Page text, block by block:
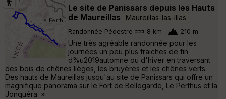
Le site de Panissars depuis les Hauts
de Maureillas
Maureillas-las-Illas
Randonnée Pédestre 8 km 210 m
Une très agréable randonnée pour les
journées un peu plus fraiches de fin
d%u2019automne ou d'hiver en traversant
des bois de chênes lièges, les bruyères et les chênes verts.
Des hauts de Maureillas jusqu'au site de Panissars qui offre un
magnifique panorama sur le Fort de Bellegarde, Le Perthus et la
Jonquéra. »